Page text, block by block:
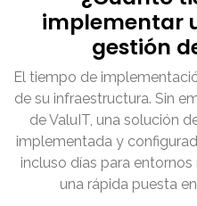
implementar
gestión
El tiempo de
de su infraestructura. Sin
de ValuIT, una solución
implementada y
incluso días para
una rápida puesta